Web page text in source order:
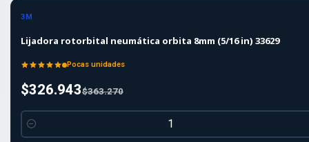
-10%
3M
Lijadora rotorbital neumática orbita 8mm (5/16 in) 33629
Pocas unidades
$326.943$363.270
Cantidad